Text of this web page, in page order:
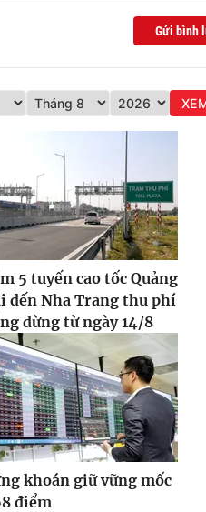
Gửi bình
5 tuyến cao tốc Quảng
đến Nha Trang thu phí
dừng từ ngày 14/8
khoán giữ vững mốc
điểm